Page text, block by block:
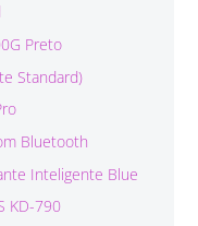
Preto
Standard)
Bluetooth
Inteligente Blue
KD-790